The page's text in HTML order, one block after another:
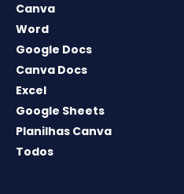
Canva
Word
Google Docs
Canva Docs
Excel
Google Sheets
Planilhas Canva
Todos